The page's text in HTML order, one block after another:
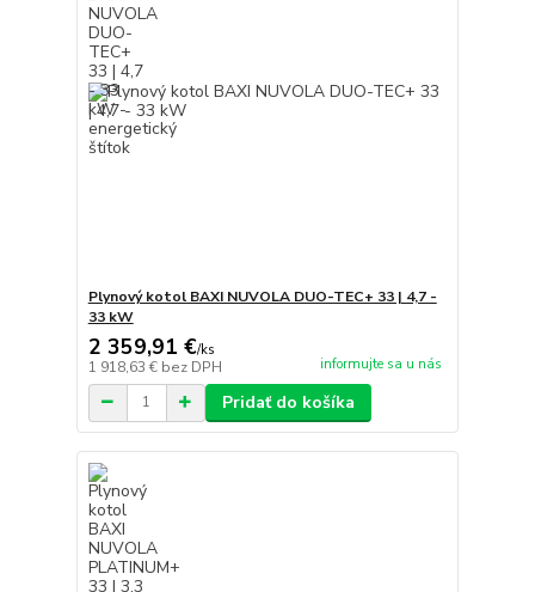
Plynový kotol BAXI NUVOLA DUO-TEC+ 33 | 4,7 -
33 kW
2 359,91 €/ks
1 918,63 € bez DPH informujte sa u nás
Pridať do košíka